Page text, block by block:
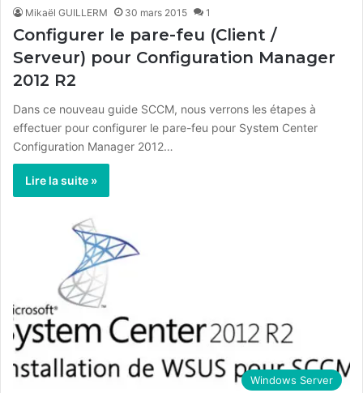
Mikaël GUILLERM 30 mars 2015 1
Configurer le pare-feu (Client /
Serveur) pour Configuration Manager
2012 R2
Dans ce nouveau guide SCCM, nous verrons les étapes à
effectuer pour configurer le pare-feu pour System Center
Configuration Manager 2012…
Lire la suite »
Windows Server